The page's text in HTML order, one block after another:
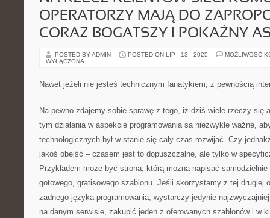
OPERATORZY MAJĄ DO
CORAZ BOGATSZY I POKAŹNY
POSTED BY ADMIN POSTED ON LIP - 13 - 2025
MOŻLIWOŚĆ
WYŁĄCZONA
Nawet jeżeli nie jesteś technicznym fanatykiem, z pewnością
Na pewno zdajemy sobie sprawę z tego, iż dziś wiele rzeczy się
tym działania w aspekcie programowania są niezwykle ważne,
technologicznych był w stanie się cały czas rozwijać. Czy
jakoś obejść – czasem jest to dopuszczalne, ale tylko w
Przykładem może być strona, którą można napisać
gotowego, gratisowego szablonu. Jeśli skorzystamy z tej drugiej
żadnego języka programowania, wystarczy jedynie
na danym serwisie, zakupić jeden z oferowanych szablonów i w